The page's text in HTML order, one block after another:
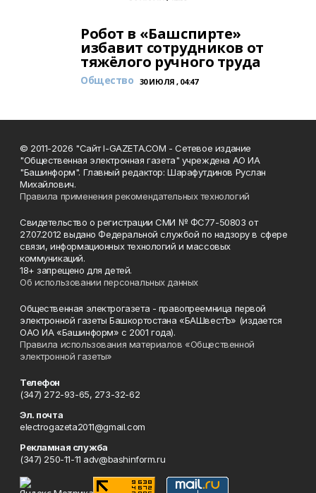
Робот в «Башспирте»
избавит сотрудников от
тяжёлого ручного труда
Общество 30 ИЮЛЯ , 04:47
© 2011-2026 "Сайт I-GAZETA.COM - Сетевое издание
"Общественная электронная газета" учреждена АО ИА
"Башинформ". Главный редактор: Шарафутдинов Руслан
Михайлович.
Правила применения рекомендательных технологий
Свидетельство о регистрации СМИ № ФС77-50803 от
27.07.2012 выдано Федеральной службой по надзору в сфере
связи, информационных технологий и массовых
коммуникаций.
18+ запрещено для детей.
Об использовании персональных данных
Общественная электрогазета - правопреемница первой
электронной газеты Башкортостана «БАШвестЪ» (издается
ОАО ИА «Башинформ» с 2001 года).
Правила использования материалов «Общественной
электронной газеты»
Телефон
(347) 272-93-65, 273-32-62
Эл. почта
electrogazeta2011@gmail.com
Рекламная служба
(347) 250-11-11 adv@bashinform.ru